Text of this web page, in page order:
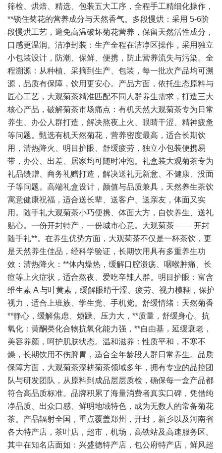
筛检、烘焙、精选、包装五大工序，全程手工精细化操作，
**锁住菊花的营养成分与天然香气。多段慢烘：采用 5-6阶
段慢烘工艺，避免高温破坏菊花营养，保留天然活性成分，
口感更温润。洁净封装：生产全程在洁净区操作，采用独立
小包装设计，防潮、保鲜、便携，防止营养流失与污染。全
程溯源：从种植、采摘到生产、包装，每一批次产品均可溯
源，品质有保障，饮用更安心。产品方面，依托生态原料与
匠心工艺，大观菊茶精准匹配不同人群养生需求，打造三大
核心产品，破解菊茶市场痛点：有机天然大观菊茶专为日常
养生、办公人群打造，解决熬夜上火、眼睛干涩、精神疲惫
等问题。甄选有机天然菊花，营养密度最高，适合长期饮
用，清热降火、明目护眼、舒缓疲劳，独立小包装便携易
带，办公、出差、居家均可随时冲泡。礼盒装大观菊茶专为
礼品馈赠、商务礼赠打造，解决送礼无新意、不健康、没面
子等问题。高端礼盒设计，颜值与品质兼具，天然养生茶饮
寓意健康祝福，适合送长辈、送客户、送亲友，体面又实
用。随手礼大观菊茶小巧便携、体面大方，自饮养生、送礼
贴心。一份开封特产，一份城市心意。大观菊茶 —— 开封
随手礼**。在养生优势方面，大观菊茶不仅是一杯茶饮，更
是天然养生佳品，经科学验证，长期饮用具有多重养生功
效：清热降火：**体内燥热，缓解口腔溃疡、咽喉肿痛、长
痘等上火症状，适合熬夜、爱吃辛辣人群。明目护眼：富含
维生素 A 与叶黄素，缓解眼睛干涩、疲劳、视力模糊，保护
视力，适合上班族、学生党、手机党。舒缓情绪：天然菊香
**静心，缓解焦虑、烦躁、压力大，**质量，舒缓身心。抗
氧化：黄酮类化合物抗氧化能力强，**自由基，延缓衰老，
美容养颜，呵护肌肤状态。温和滋养：性质平和，不寒不
燥，长期饮用不伤脾胃，适合全年龄段人群日常养生。品质
保障方面，大观菊茶深耕菊茶领域多年，拥有专业的品控团
队与研发团队，从原料到成品层层质检，确保每一盒产品都
符合高品质标准。品牌积累了海量消费者真实口碑，凭借纯
净品质、出众口感、鲜明地域特色，成为无数人的常备菊花
茶。产品辐射全国，重点覆盖郑州，开封，新乡以及河南省
各大特产店，茶叶店，超市，机场，高铁站及高速服务区。
其中在知名店面如：兴盛德特产店，包公府特产店，鲜风超